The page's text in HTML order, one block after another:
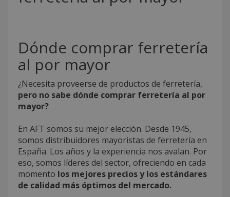
Dónde comprar ferretería
al por mayor
¿Necesita proveerse de productos de ferretería,
pero no sabe dónde comprar ferretería al por
mayor?
En AFT somos su mejor elección. Desde 1945,
somos distribuidores mayoristas de ferretería en
España. Los años y la experiencia nos avalan. Por
eso, somos líderes del sector, ofreciendo en cada
momento los mejores precios y los estándares
de calidad más óptimos del mercado.